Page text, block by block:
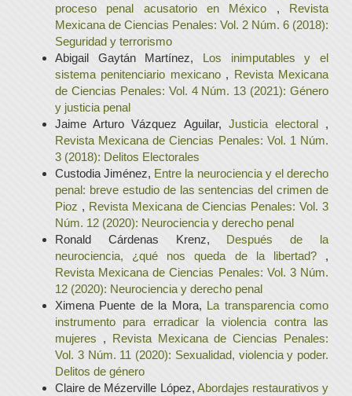
proceso penal acusatorio en México , Revista
Mexicana de Ciencias Penales: Vol. 2 Núm. 6 (2018):
Seguridad y terrorismo
Abigail Gaytán Martínez, Los inimputables y el
sistema penitenciario mexicano , Revista Mexicana
de Ciencias Penales: Vol. 4 Núm. 13 (2021): Género
y justicia penal
Jaime Arturo Vázquez Aguilar, Justicia electoral ,
Revista Mexicana de Ciencias Penales: Vol. 1 Núm.
3 (2018): Delitos Electorales
Custodia Jiménez, Entre la neurociencia y el derecho
penal: breve estudio de las sentencias del crimen de
Pioz , Revista Mexicana de Ciencias Penales: Vol. 3
Núm. 12 (2020): Neurociencia y derecho penal
Ronald Cárdenas Krenz, Después de la
neurociencia, ¿qué nos queda de la libertad? ,
Revista Mexicana de Ciencias Penales: Vol. 3 Núm.
12 (2020): Neurociencia y derecho penal
Ximena Puente de la Mora, La transparencia como
instrumento para erradicar la violencia contra las
mujeres , Revista Mexicana de Ciencias Penales:
Vol. 3 Núm. 11 (2020): Sexualidad, violencia y poder.
Delitos de género
Claire de Mézerville López, Abordajes restaurativos y